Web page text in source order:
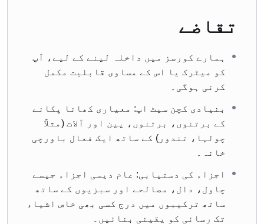
تقاضے
ہمارے کورسز میں داخلہ لینے کے لیے، آپ
کو میٹرک یا اس کے مساوی قابلیت مکمل
کرنی ہوگی۔
بنیادی کچن سیٹ اپ: معیاری کھانا پکانے
کے برتنوں، برتنوں، پین اور آلات (مثلاً
چولہا، تندور) کے ساتھ ایک فعال باورچی
خانہ۔
اجزاء کی دستیابی: عام دیسی اجزاء جیسے
چاول، دال، مصالحے اور سبزیوں کے ساتھ
ساتھ ترکیبوں میں درج کسی بھی خاص اشیاء
تک رسائی کو یقینی بنائیں۔